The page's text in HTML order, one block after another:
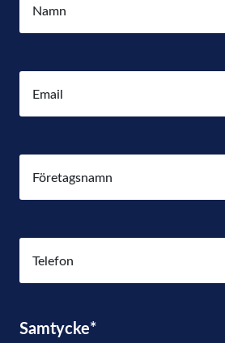
E-
post*
Företag*
Telefon
Samtycke*